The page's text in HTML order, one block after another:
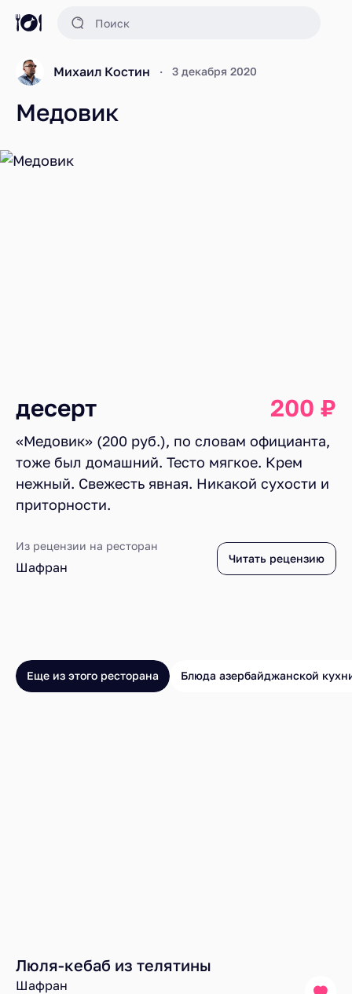
Михаил Костин 3 декабря 2020
Медовик
десерт 200 ₽
«Медовик» (200 руб.), по словам официанта,
тоже был домашний. Тесто мягкое. Крем
нежный. Свежесть явная. Никакой сухости и
приторности.
Из рецензии на ресторан
Шафран
Читать рецензию
Еще из этого ресторана Блюда азербайджанской
Люля-кебаб из телятины
Шафран